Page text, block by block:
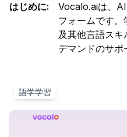
はじめに:
Vocalo.aiは、
フォームです
及其他言語ス
デマンドのサポ
語学学習